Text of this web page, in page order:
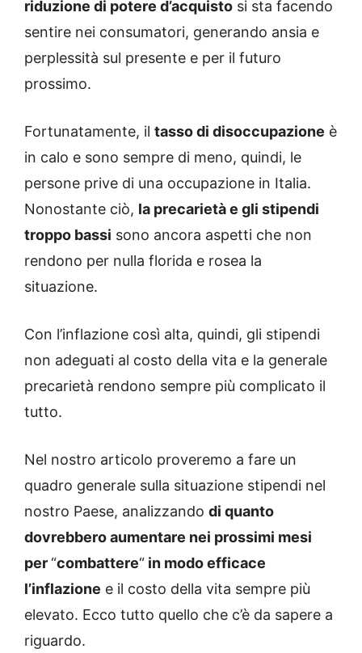
riduzione di potere d’acquisto si sta facendo
sentire nei consumatori, generando ansia e
perplessità sul presente e per il futuro
prossimo.
Fortunatamente, il tasso di disoccupazione è
in calo e sono sempre di meno, quindi, le
persone prive di una occupazione in Italia.
Nonostante ciò, la precarietà e gli stipendi
troppo bassi sono ancora aspetti che non
rendono per nulla florida e rosea la
situazione.
Con l’inflazione così alta, quindi, gli stipendi
non adeguati al costo della vita e la generale
precarietà rendono sempre più complicato il
tutto.
Nel nostro articolo proveremo a fare un
quadro generale sulla situazione stipendi nel
nostro Paese, analizzando di quanto
dovrebbero aumentare nei prossimi mesi
per“combattere“ in modo efficace
l’inflazione e il costo della vita sempre più
elevato. Ecco tutto quello che c’è da sapere a
riguardo.